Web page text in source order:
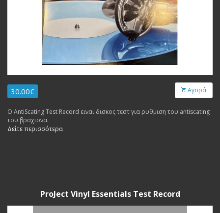
30.00€ Αγορά
Ο AntiScating Test Record ειναι δισκος τεστ για ρυθμιση του antiscating
του βραχιονα.
Δείτε περισσότερα
ProJect Vinyl Essentials Test Record